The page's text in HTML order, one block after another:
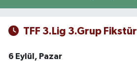
TFF 3.Lig 3.Grup Fikstür
6 Eylül, Pazar